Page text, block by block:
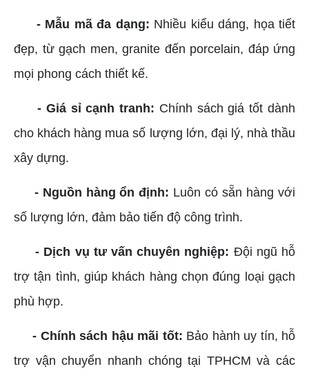
- Mẫu mã đa dạng: Nhiều kiểu dáng, họa tiết
đẹp, từ gạch men, granite đến porcelain, đáp ứng
mọi phong cách thiết kế.
- Giá sỉ cạnh tranh: Chính sách giá tốt dành
cho khách hàng mua số lượng lớn, đại lý, nhà thầu
xây dựng.
- Nguồn hàng ổn định: Luôn có sẵn hàng với
số lượng lớn, đảm bảo tiến độ công trình.
- Dịch vụ tư vấn chuyên nghiệp: Đội ngũ hỗ
trợ tận tình, giúp khách hàng chọn đúng loại gạch
phù hợp.
- Chính sách hậu mãi tốt: Bảo hành uy tín, hỗ
trợ vận chuyển nhanh chóng tại TPHCM và các